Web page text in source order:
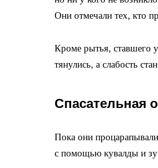
Они отмечали тех, кто
Кроме рытья, ставшего
тянулись, а слабость
Спасательная
Пока они
с помощью кувалды и